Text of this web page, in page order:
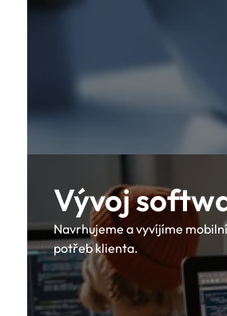
Vývoj
Navrhujeme a vyvíjíme
potřeb klienta.